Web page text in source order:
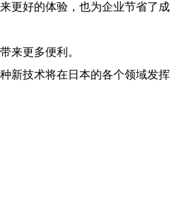
更好的体验，也为企业节省了成
来更多便利。
新技术将在日本的各个领域发挥